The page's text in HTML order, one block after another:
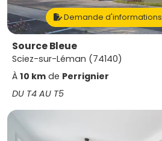
Demande d'informations
Source Bleue
Sciez-sur-Léman (74140)
À 10 km de Perrignier
DU T4 AU T5